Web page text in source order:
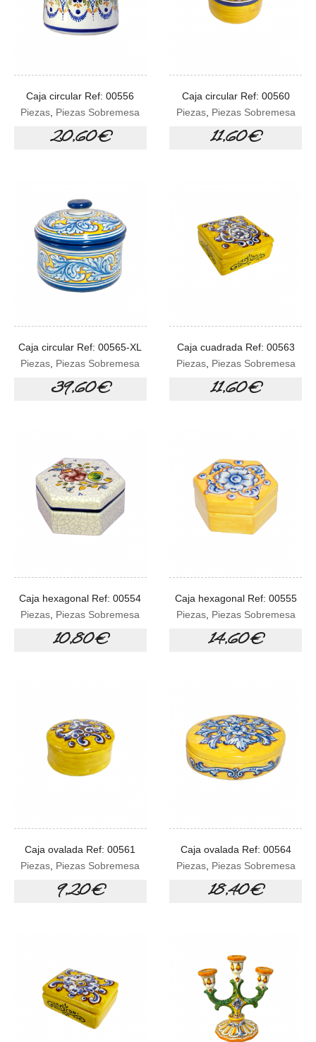
Caja circular Ref: 00556
Piezas Piezas Sobremesa
20,60 €
Caja circular Ref: 00560
Piezas, Piezas Sobremesa
11,60 €
Caja circular Ref: 00565-XL
Piezas Piezas Sobremesa
39,60 €
Caja cuadrada Ref: 00563
Piezas, Piezas Sobremesa
11,60 €
Caja hexagonal Ref: 00554
Piezas Piezas Sobremesa
10,80 €
Caja hexagonal Ref: 00555
Piezas, Piezas Sobremesa
14,60 €
Caja ovalada Ref: 00561
Piezas Piezas Sobremesa
9,20 €
Caja ovalada Ref: 00564
Piezas, Piezas Sobremesa
18,40 €